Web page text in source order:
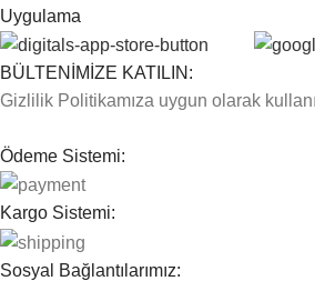
Uygulama
BÜLTENİMİZE KATILIN:
Gizlilik Politikamıza uygun olarak
Ödeme Sistemi:
Kargo Sistemi:
Sosyal Bağlantılarımız: